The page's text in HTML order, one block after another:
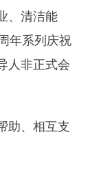
、清洁能
年系列庆祝
人非正式会
助、相互支